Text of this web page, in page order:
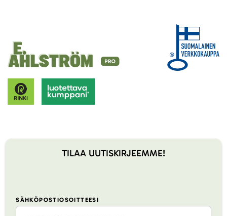
TILAA UUTISKIRJEEMME!
SÄHKÖPOSTIOSOITTEESI